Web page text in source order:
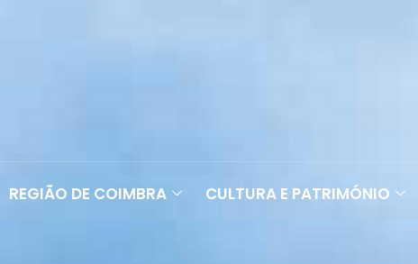
REGIÃO DE COIMBRA CULTURA E PATRIMÓNIO